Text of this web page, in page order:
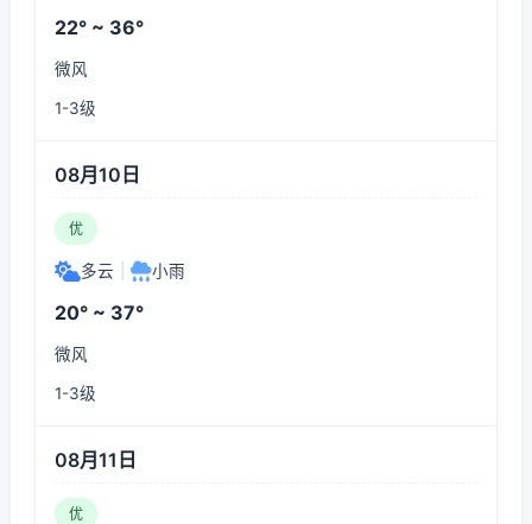
22° ~ 36°
微风
1-3级
08月10日
优
多云 小雨
20° ~ 37°
微风
1-3级
08月11日
优